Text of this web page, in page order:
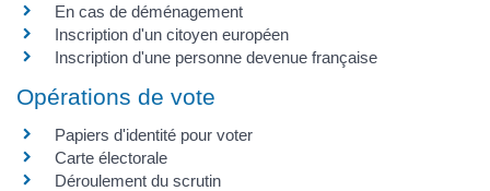
En cas de déménagement
Inscription d'un citoyen européen
Inscription d'une personne devenue française
Opérations de vote
Papiers d'identité pour voter
Carte électorale
Déroulement du scrutin